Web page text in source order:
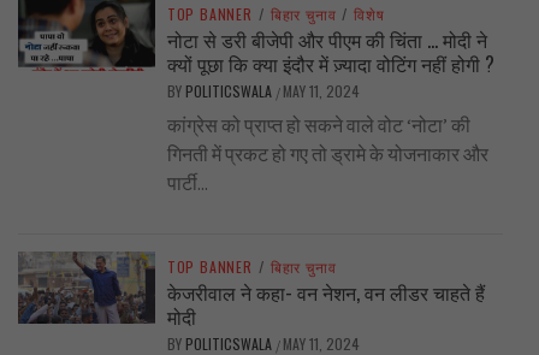
TOP BANNER / बिहार चुनाव / विशेष
नोटा से डरी बीजेपी और पीएम की चिंता … मोदी ने
क्यों पूछा कि क्या इंदौर में ज़्यादा वोटिंग नहीं होगी ?
BY POLITICSWALA / MAY 11, 2024
कांग्रेस को प्राप्त हो सकने वाले वोट ‘नोटा’ की
गिनती में प्रकट हो गए तो ड्रामे के योजनाकार और
पार्टी...
TOP BANNER / बिहार चुनाव
केजरीवाल ने कहा- वन नेशन, वन लीडर चाहते हैं
मोदी
BY POLITICSWALA / MAY 11, 2024